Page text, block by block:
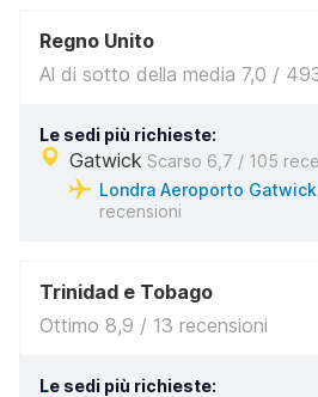
Regno Unito
Al di sotto della media 7,0 /
Le sedi più richieste:
Gatwick Scarso 6,7 / 105
Londra Aeroporto Gatwick
recensioni
Trinidad e Tobago
Ottimo 8,9 / 13 recensioni
Le sedi più richieste: